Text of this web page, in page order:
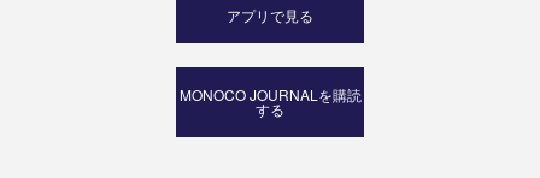
アプリで見る
MONOCO JOURNALを購読
する